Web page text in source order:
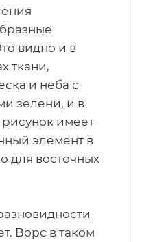
видно и в
ткани,
и неба с
зелени, и в
имеет
элемент в
для восточных
Ворс в таком